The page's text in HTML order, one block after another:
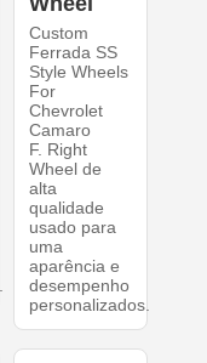
Custom
Ferrada SS
Style Wheels
For
Chevrolet
Camaro
F. Right
Wheel de
alta
qualidade
usado para
uma
aparência e
desempenho
personalizados.